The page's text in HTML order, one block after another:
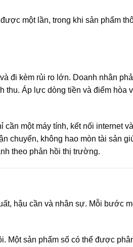
một lần, trong khi sản phẩm
đi kèm rủi ro lớn. Doanh nhân
thu. Áp lực dòng tiền và điểm hòa
một máy tính, kết nối internet
chuyển, không hao mòn tài sản
theo phản hồi thị trường.
hậu cần và nhân sự. Mỗi bước
Một sản phẩm số có thể được